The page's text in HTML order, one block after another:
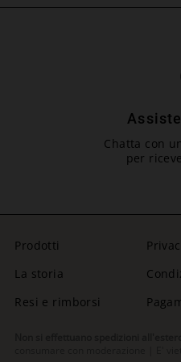
Chatta con
per
Prodotti
La storia
Resi e rimborsi